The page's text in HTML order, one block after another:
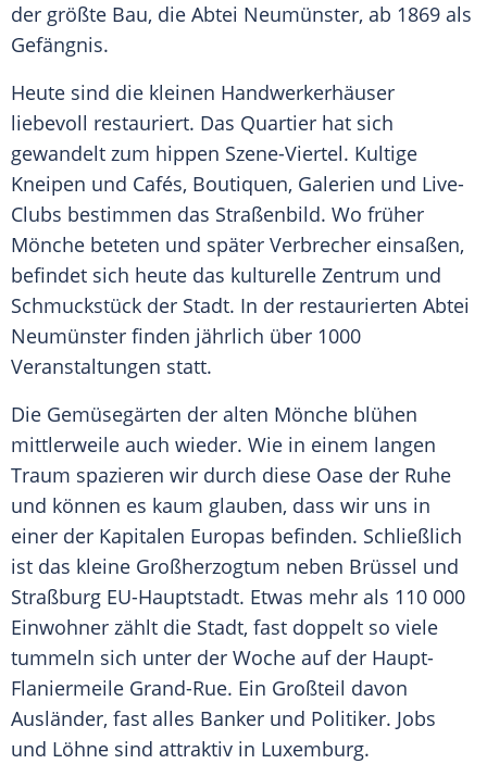
der größte Bau, die Abtei Neumünster, ab 1869 als
Gefängnis.
Heute sind die kleinen Handwerkerhäuser
liebevoll restauriert. Das Quartier hat sich
gewandelt zum hippen Szene-Viertel. Kultige
Kneipen und Cafés, Boutiquen, Galerien und Live-
Clubs bestimmen das Straßenbild. Wo früher
Mönche beteten und später Verbrecher einsaßen,
befindet sich heute das kulturelle Zentrum und
Schmuckstück der Stadt. In der restaurierten Abtei
Neumünster finden jährlich über 1000
Veranstaltungen statt.
Die Gemüsegärten der alten Mönche blühen
mittlerweile auch wieder. Wie in einem langen
Traum spazieren wir durch diese Oase der Ruhe
und können es kaum glauben, dass wir uns in
einer der Kapitalen Europas befinden. Schließlich
ist das kleine Großherzogtum neben Brüssel und
Straßburg EU-Hauptstadt. Etwas mehr als 110 000
Einwohner zählt die Stadt, fast doppelt so viele
tummeln sich unter der Woche auf der Haupt-
Flaniermeile Grand-Rue. Ein Großteil davon
Ausländer, fast alles Banker und Politiker. Jobs
und Löhne sind attraktiv in Luxemburg.